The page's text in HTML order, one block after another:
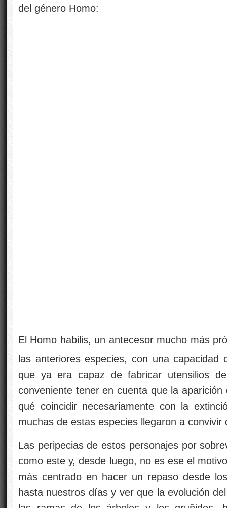
del género Homo:
El Homo habilis, un antecesor mucho más
las anteriores especies, con una
que ya era capaz de fabricar utensilios
conveniente tener en cuenta que la
qué coincidir necesariamente con la
muchas de estas especies llegaron a convivir
Las peripecias de estos personajes por
como este y, desde luego, no es ese el
más centrado en hacer un repaso desde
hasta nuestros días y ver que la evolución